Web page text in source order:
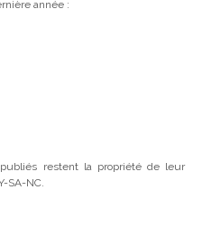
année :
restent la propriété de leur
SA-NC.